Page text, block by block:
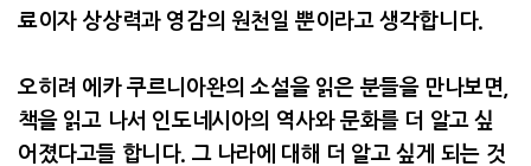
료이자 상상력과 영감의 원천일 뿐이라고 생각합니다.
오히려 에카 쿠르니아완의 소설을 읽은 분들을 만나보면
책을 읽고 나서 인도네시아의 역사와 문화를 더 알고 싶
어졌다고들 합니다. 그 나라에 대해 더 알고 싶게 되는 것